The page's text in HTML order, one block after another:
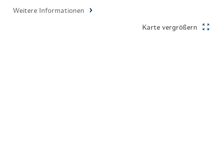
Weitere Informationen
Karte vergrößern